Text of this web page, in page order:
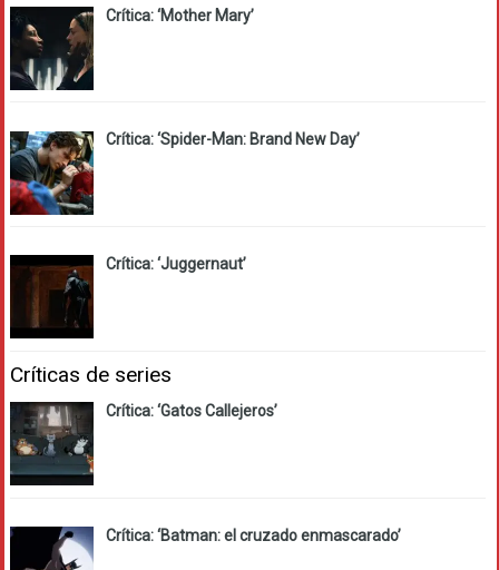
Crítica: ‘Mother Mary’
Crítica: ‘Spider-Man: Brand New Day’
Crítica: ‘Juggernaut’
Críticas de series
Crítica: ‘Gatos Callejeros’
Crítica: ‘Batman: el cruzado enmascarado’